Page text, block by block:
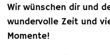
Wir wünschen dir und
wundervolle Zeit und
Momente!